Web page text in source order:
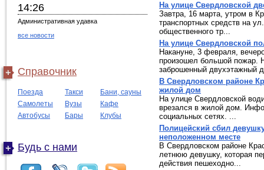
14:26
Административная удавка
все новости
Справочник
Поезда Такси
Бани, сауны
Самолеты
Вузы
Кафе
Автобусы
Бары Клубы
Будь с нами
На улице Свердловской
Завтра, 16 марта, утром в
транспортных средств на
общественного тр...
На улице Свердловской
Накануне, 3 февраля,
произошел большой пожар.
заброшенный двухэтажный
В Свердловском районе
жилой дом
На улице Свердловской
врезался в жилой дом.
социальных сетях. ...
Полицейский сбил
неположенном месте
В Свердловском районе
летнюю девушку, которая
действия пешеходно...